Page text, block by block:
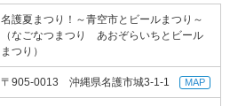
名護夏まつり！～青空市とビールまつり～
（なごなつまつり あおぞらいちとビール
まつり）
〒905-0013 沖縄県名護市城3-1-1 MAP